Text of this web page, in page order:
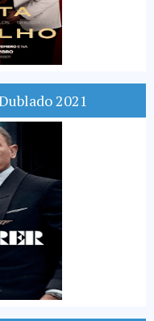
2021